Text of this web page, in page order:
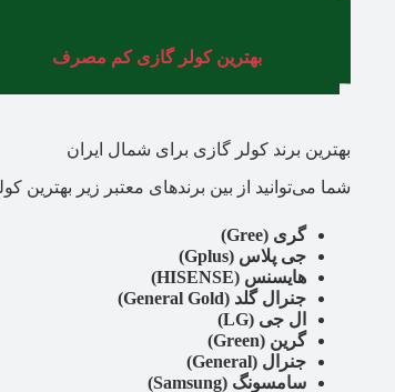
بهترین کولر گازی کم مصرف
بهترین برند کولر گازی برای شمال ایران
شما می‌توانید از بین برندهای معتبر زیر
گری (Gree)
جی پلاس (Gplus)
هایسنس (HISENSE)
جنرال گلد (General Gold)
ال جی (LG)
گرین (Green)
جنرال (General)
سامسونگ (Samsung)